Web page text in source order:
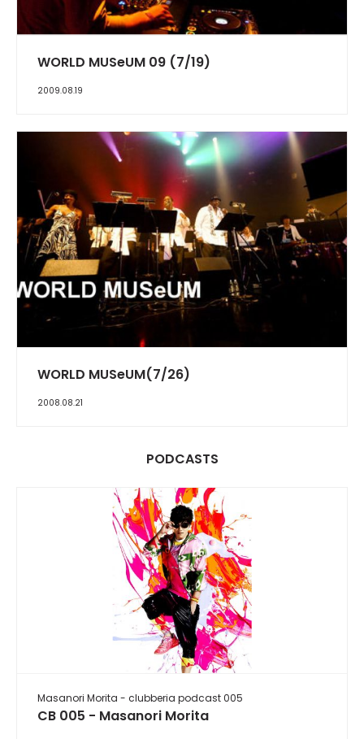
WORLD MUSeUM 09 (7/19)
2009.08.19
WORLD MUSeUM(7/26)
2008.08.21
PODCASTS
Masanori Morita - clubberia podcast 005
CB 005 - Masanori Morita